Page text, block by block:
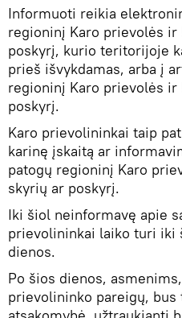
Informuoti reikia
regioninį Karo prievolės
poskyrį, kurio teritorijoje
prieš išvykdamas, arba į
regioninį Karo prievolės
poskyrį.
Karo prievolininkai taip
karinę įskaitą ar
patogų regioninį Karo
skyrių ar poskyrį.
Iki šiol neinformavę apie
prievolininkai laiko turi iki
dienos.
Po šios dienos,
prievolininko pareigų,